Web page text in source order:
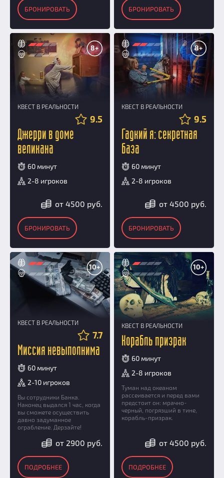
БРОНИРОВАТЬ БРОНИРОВАТЬ
8+
КВЕСТ В РЕАЛЬНОСТИ
9.5
Джерри в доме
великана
60 минут
2-8 игроков
от 4500 руб.
БРОНИРОВАТЬ
8+
КВЕСТ В РЕАЛЬНОСТИ
9.5
Гадкий я: секретная
база
60 минут
2-8 игроков
от 4500 руб.
БРОНИРОВАТЬ
10+
КВЕСТ В РЕАЛЬНОСТИ
7.7
Миссия невыполнима
60 минут
2-10 игроков
Вы сотрудники Банка.
Наконец выдался 1 час, когда
вы сможете осуществить
давно задуманное
ограбление. Дерзайте!
от 2900 руб.
ПОДРОБНЕЕ
10+
КВЕСТ В РЕАЛЬНОСТИ
Корабль призрак
60 минут
2-8 игроков
Туман над океаном
рассеивается и перед вами
предстоит он: мрачно-
черный, погрязший в тине,
корабль-призрак.
от 4500 руб.
ПОДРОБНЕЕ